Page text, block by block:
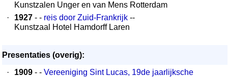
Kunstzalen Unger en van Mens Rotterdam
·
1927 - - reis door Zuid-Frankrijk --
Kunstzaal Hotel Hamdorff Laren
Presentaties (overig):
·
1909 - - Vereeniging Sint Lucas, 19de jaarlijksche